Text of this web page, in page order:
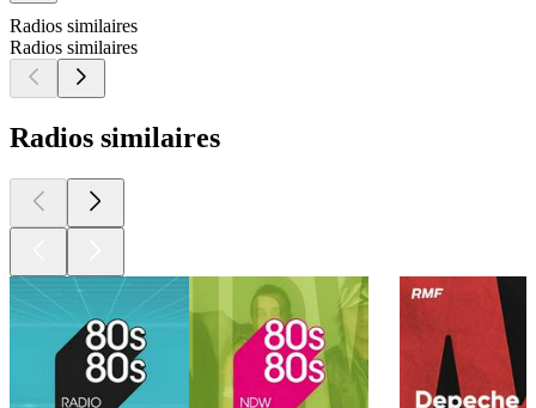
Radios similaires
Radios similaires
Radios similaires